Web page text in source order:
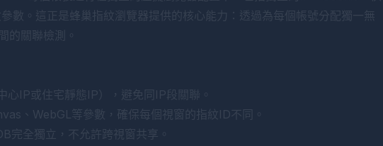
數。這正是蜂巢指紋瀏覽器提供的核心能力：透過為每個帳號分配獨一無
的關聯檢測。
心IP或住宅靜態IP），避免同IP段關聯。
、WebGL等參數，確保每個視窗的指紋ID不同。
完全獨立，不允許跨視窗共享。